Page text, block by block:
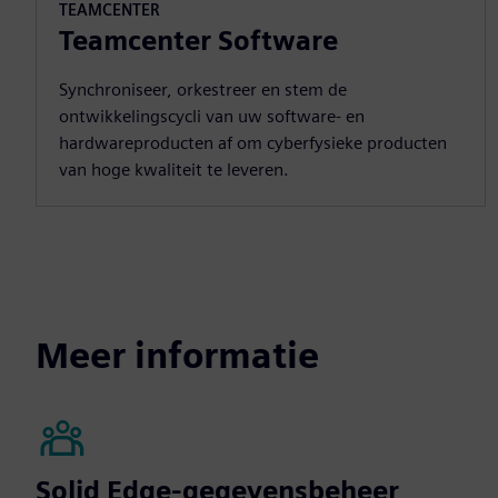
TEAMCENTER
Teamcenter Software
Synchroniseer, orkestreer en stem de
ontwikkelingscycli van uw software- en
hardwareproducten af om cyberfysieke producten
van hoge kwaliteit te leveren.
Meer informatie
Solid Edge-gegevensbeheer